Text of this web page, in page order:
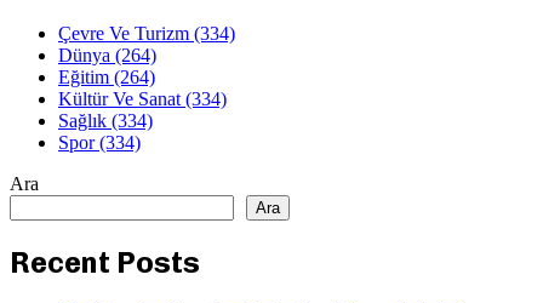
Çevre Ve Turizm (334)
Dünya (264)
Eğitim (264)
Kültür Ve Sanat (334)
Sağlık (334)
Spor(334)
Ara
Ara
Recent Posts